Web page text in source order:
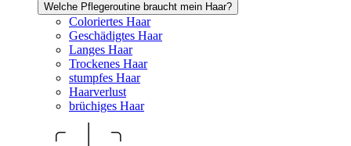
Welche Pflegeroutine braucht mein Haar?
Coloriertes Haar
Geschädigtes Haar
Langes Haar
Trockenes Haar
stumpfes Haar
Haarverlust
brüchiges Haar